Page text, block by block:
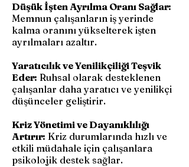
Düşük İşten Ayrılma Oranı Sağlar:
Memnun çalışanların iş yerinde
kalma oranını yükselterek işten
ayrılmaları azaltır.
Yaratıcılık ve Yenilikçiliği Teşvik
Eder: Ruhsal olarak desteklenen
çalışanlar daha yaratıcı ve yenilikçi
düşünceler geliştirir.
Kriz Yönetimi ve Dayanıklılığı
Artırır: Kriz durumlarında hızlı ve
etkili müdahale için çalışanlara
psikolojik destek sağlar.